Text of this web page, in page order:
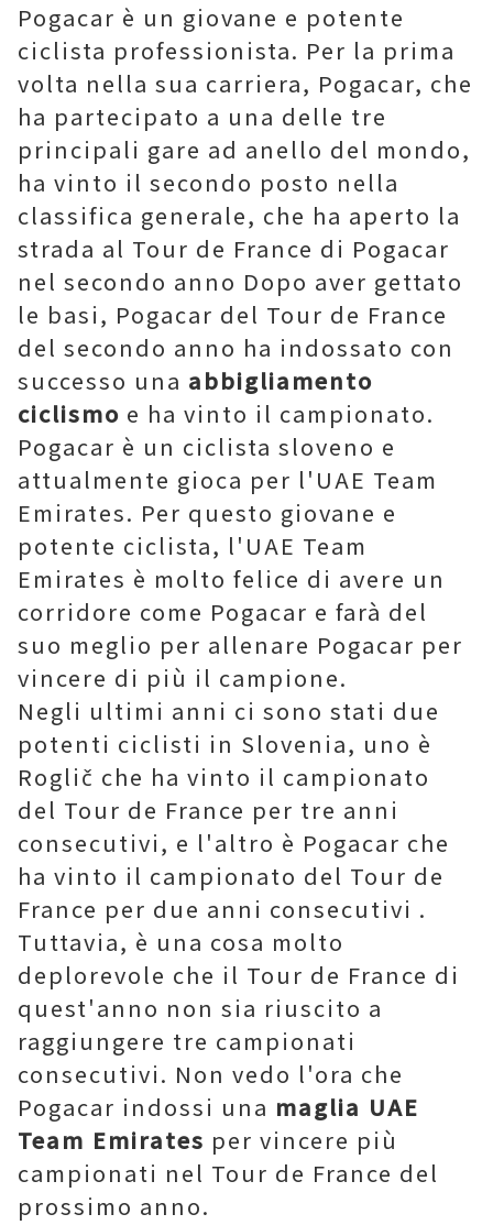
Pogacar è un giovane e potente
ciclista professionista. Per la prima
volta nella sua carriera, Pogacar, che
ha partecipato a una delle tre
principali gare ad anello del mondo,
ha vinto il secondo posto nella
classifica generale, che ha aperto la
strada al Tour de France di Pogacar
nel secondo anno Dopo aver gettato
le basi, Pogacar del Tour de France
del secondo anno ha indossato con
successo una abbigliamento
ciclismo e ha vinto il campionato.
Pogacar è un ciclista sloveno e
attualmente gioca per l'UAE Team
Emirates. Per questo giovane e
potente ciclista, l'UAE Team
Emirates è molto felice di avere un
corridore come Pogacar e farà del
suo meglio per allenare Pogacar per
vincere di più il campione.
Negli ultimi anni ci sono stati due
potenti ciclisti in Slovenia, uno è
Roglič che ha vinto il campionato
del Tour de France per tre anni
consecutivi, e l'altro è Pogacar che
ha vinto il campionato del Tour de
France per due anni consecutivi .
Tuttavia, è una cosa molto
deplorevole che il Tour de France di
quest'anno non sia riuscito a
raggiungere tre campionati
consecutivi. Non vedo l'ora che
Pogacar indossi una maglia UAE
Team Emirates per vincere più
campionati nel Tour de France del
prossimo anno.